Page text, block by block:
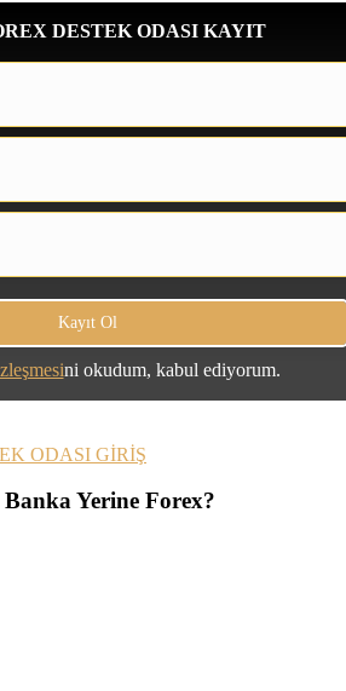
DESTEK ODASI KAYIT
ni okudum, kabul ediyorum.
ODASI GİRİŞ
Banka Yerine Forex?